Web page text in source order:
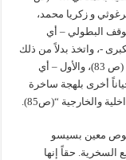
و زكريا محمد،
البطولي – أي
-، واتخذ بدلاً من ذلك
صوتاً جديداً هو صوت الشاعر الساخر الناقد للذات ” (ص 83)، والأول – أي
أخرى بلهجة ساخرة
والخارجية “(ص85).
معين بسيسو
حقاً إنها